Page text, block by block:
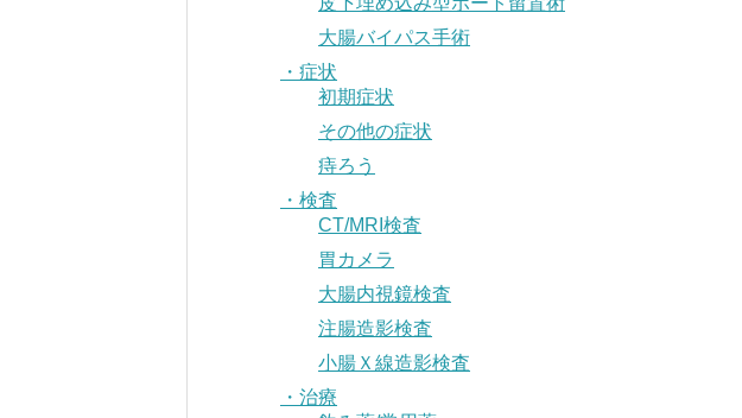
大腸バイパス手術
・症状
初期症状
その他の症状
痔ろう
・検査
CT/MRI検査
胃カメラ
大腸内視鏡検査
注腸造影検査
小腸Ｘ線造影検査
・治療